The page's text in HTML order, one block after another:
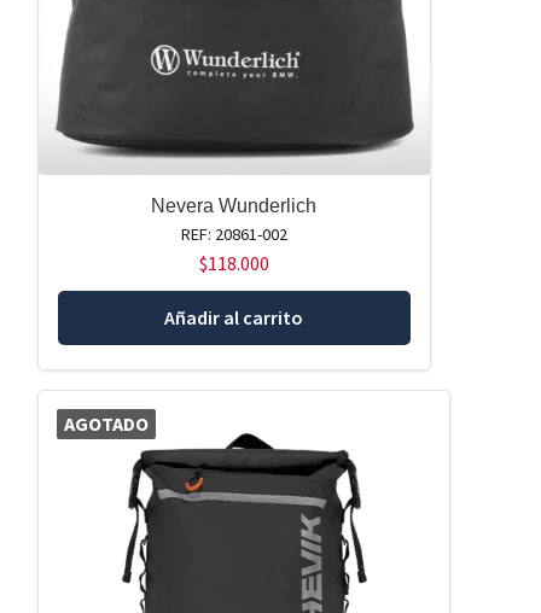
Nevera Wunderlich
REF: 20861-002
$118.000
Añadir al carrito
AGOTADO